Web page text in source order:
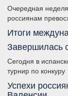
Очередная
россиянам
Итоги
Завершилась
Сегодня в
турнир по конкуру
Успехи